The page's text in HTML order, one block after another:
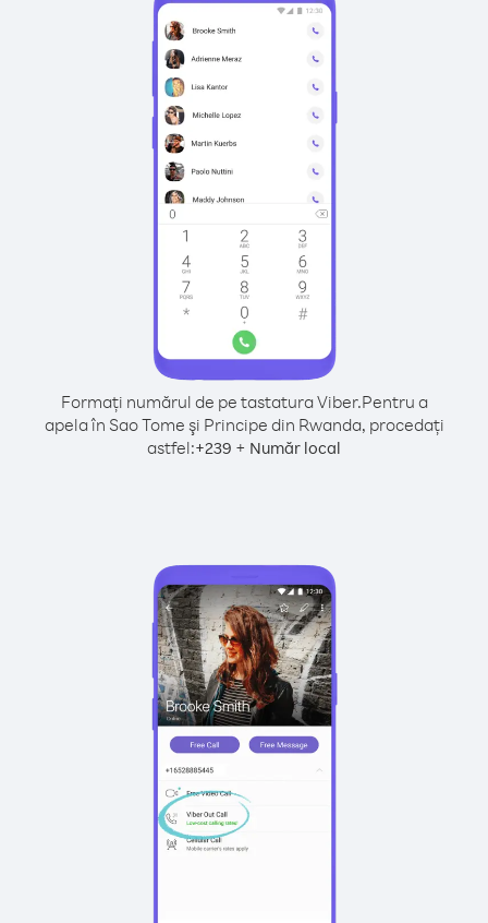
Formați numărul de pe tastatura Viber.Pentru a
apela în Sao Tome şi Principe din Rwanda, procedați
astfel:+239 + Număr local